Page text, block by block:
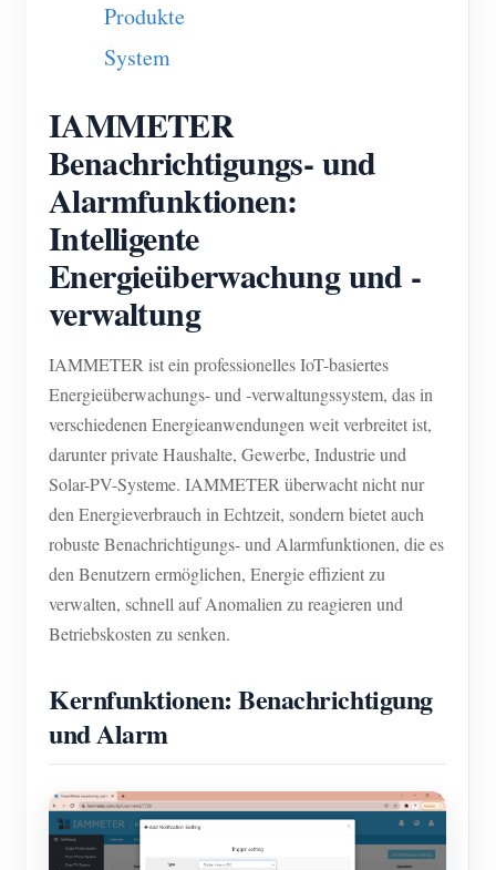
Produkte
System
IAMMETER
Benachrichtigungs- und
Alarmfunktionen:
Intelligente
Energieüberwachung und -
verwaltung
IAMMETER ist ein professionelles IoT-basiertes
Energieüberwachungs- und -verwaltungssystem, das in
verschiedenen Energieanwendungen weit verbreitet ist,
darunter private Haushalte, Gewerbe, Industrie und
Solar-PV-Systeme. IAMMETER überwacht nicht nur
den Energieverbrauch in Echtzeit, sondern bietet auch
robuste Benachrichtigungs- und Alarmfunktionen, die es
den Benutzern ermöglichen, Energie effizient zu
verwalten, schnell auf Anomalien zu reagieren und
Betriebskosten zu senken.
Kernfunktionen: Benachrichtigung
und Alarm